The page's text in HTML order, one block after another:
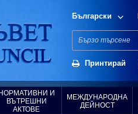
Български
Принтирай
НОРМАТИВНИ И
ВЪТРЕШНИ
АКТОВЕ
МЕЖДУНАРОДНА
ДЕЙНОСТ